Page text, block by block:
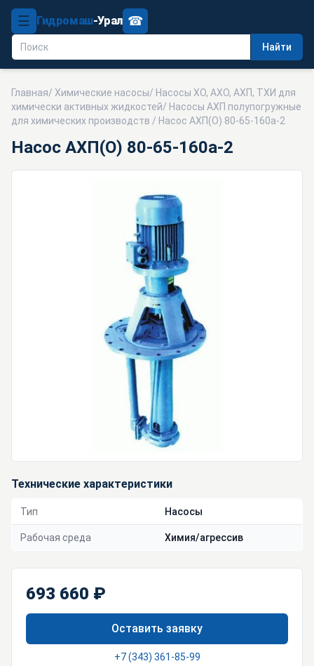
☰ Гидромаш-Урал
Найти
☎
Главная/ Химические насосы/ Насосы ХО, АХО, АХП, ТХИ для
химически активных жидкостей/ Насосы АХП полупогружные
для химических производств / Насос АХП(О) 80-65-160а-2
Насос АХП(О) 80-65-160а-2
Технические характеристики
Тип Насосы
Рабочая среда Химия/агрессив
693 660 ₽
Оставить заявку
+7 (343) 361-85-99